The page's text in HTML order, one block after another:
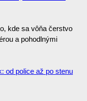
kde sa vôňa čerstvo
a pohodlnými